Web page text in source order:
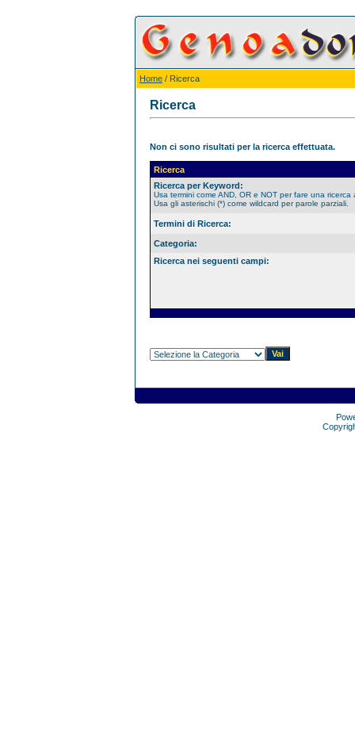
Home / Ricerca
Ricerca
Non ci sono risultati per la ricerca effettuata.
Ricerca
Ricerca per Keyword:
Usa termini come AND, OR e NOT per fare una ricerca
Usa gli asterischi (*) come wildcard per parole parziali.
Termini di Ricerca:
Categoria:
Ricerca nei seguenti campi: